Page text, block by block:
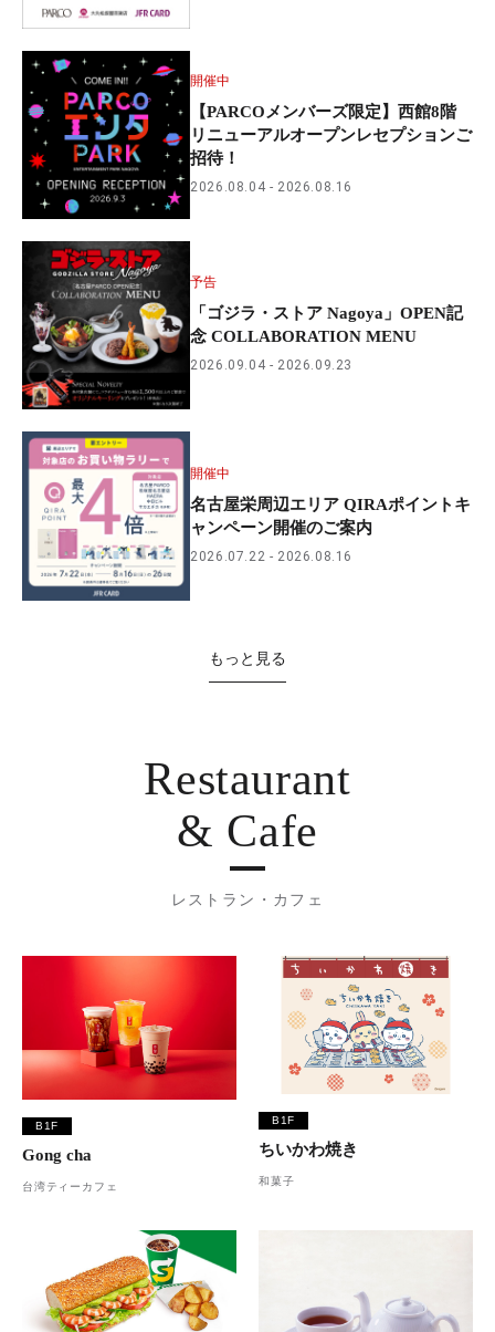
開催中
【PARCOメンバーズ限定】西館8階
リニューアルオープンレセプションご
招待！
2026.08.04 2026.08.16
予告
「ゴジラ・ストア Nagoya」OPEN記
念 COLLABORATION MENU
2026.09.04 2026.09.23
開催中
名古屋栄周辺エリア QIRAポイントキ
ャンペーン開催のご案内
2026.07.22 2026.08.16
もっと見る
Restaurant
& Cafe
レストラン・カフェ
B1F
Gong cha
台湾ティーカフェ
B1F
ちいかわ焼き
和菓子